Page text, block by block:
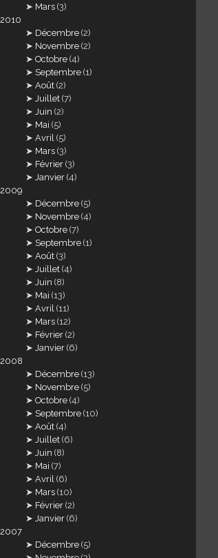
Mars (3)
2010
Décembre (2)
Novembre (2)
Octobre (4)
Septembre (1)
Août (2)
Juillet (7)
Juin (2)
Mai (5)
Avril (5)
Mars (3)
Février (3)
Janvier (4)
2009
Décembre (5)
Novembre (4)
Octobre (7)
Septembre (1)
Août (3)
Juillet (4)
Juin (8)
Mai (13)
Avril (11)
Mars (12)
Février (2)
Janvier (6)
2008
Décembre (13)
Novembre (5)
Octobre (4)
Septembre (10)
Août (4)
Juillet (6)
Juin (8)
Mai (7)
Avril (6)
Mars (10)
Février (2)
Janvier (6)
2007
Décembre (5)